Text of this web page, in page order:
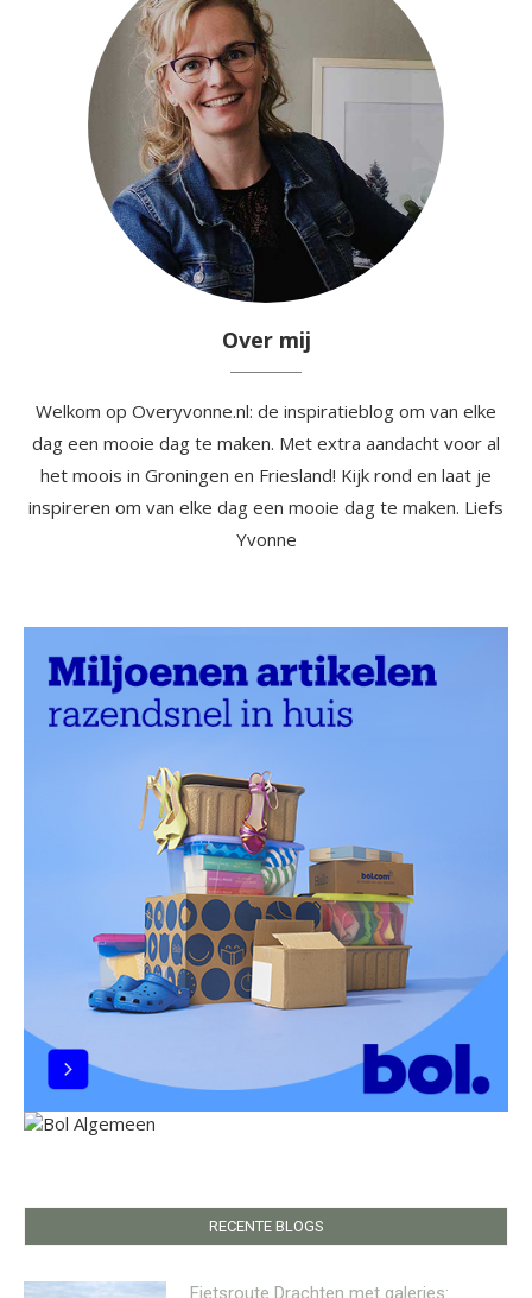
Over mij
Welkom op Overyvonne.nl: de inspiratieblog om van elke
dag een mooie dag te maken. Met extra aandacht voor al
het moois in Groningen en Friesland! Kijk rond en laat je
inspireren om van elke dag een mooie dag te maken. Liefs
Yvonne
RECENTE BLOGS
Fietsroute Drachten met galeries: